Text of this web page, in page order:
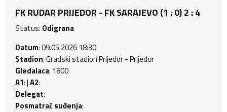
FK RUDAR PRIJEDOR - FK SARAJEVO (1 : 0) 2 : 4
Status: Odigrana
Datum: 09.05.2026 18:30
Stadion: Gradski stadion Prijedor - Prijedor
Gledalaca: 1800
A1: |A2:
Delegat:
Posmatrač suđenja: